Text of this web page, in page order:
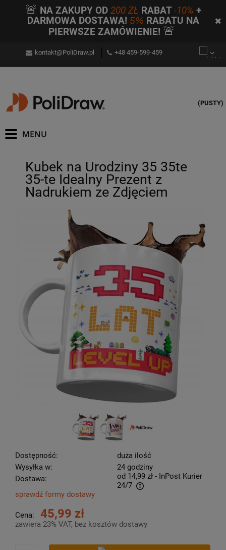
🚨 NA ZAKUPY OD200 ZŁ RABAT-10% +
DARMOWA DOSTAWA! 5% RABATU NA
PIERWSZE ZAMÓWIENIE! 🚨
kontakt@PoliDraw.pl +48 459-599-459
(PUSTY)
Kubek na Urodziny 35 35te
35-te Idealny Prezent z
Nadrukiem ze Zdjęciem
Dostępność:
duża ilość
Wysyłka w:
24 godziny
Dostawa:
od 14,99 zł - InPost Kurier
24/7
Cena nie zawiera ewentualnych kosztów płatności
sprawdź formy dostawy
Cena: 45,99 zł
zawiera 23% VAT, bez kosztów dostawy